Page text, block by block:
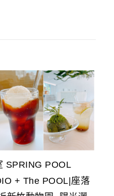
SPRING POOL
+ The POOL|座落